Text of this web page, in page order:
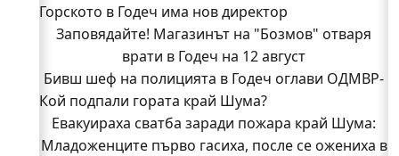
Горското в Годеч има нов директор
Заповядайте! Магазинът на "Бозмов" отваря
врати в Годеч на 12 август
Бивш шеф на полицията в Годеч оглави ОДМВР-
Видин
Кой подпали гората край Шума?
Младежи от Люлин и Део сред първите
Кой подпали гората край Шума?
Евакуираха сватба заради пожара край Шума:
Младоженците първо гасиха, после се ожениха в